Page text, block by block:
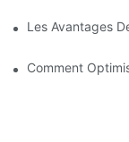
Les Avantages
Comment